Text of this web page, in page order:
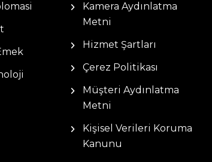
Kamera Aydınlatma
Metni
Hizmet Şartları
Çerez Politikası
Müşteri Aydınlatma
Metni
Kişisel Verileri Koruma
Kanunu